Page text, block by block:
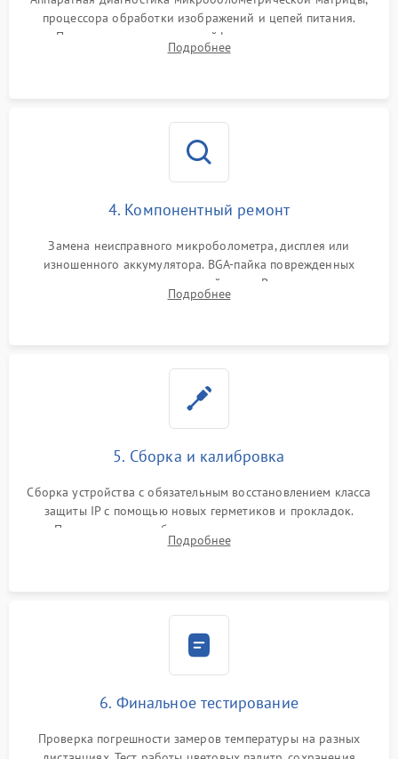
процессора обработки изображений и цепей питания.
Проверка целостности шлейфов, модуля памяти и
интерфейсов связи. Выявление сгоревших SMD-компонентов
Подробнее
4. Компонентный ремонт
Замена неисправного микроболометра, дисплея или
изношенного аккумулятора. BGA-пайка поврежденных
контроллеров на материнской плате. Восстановление
разъемов и кнопок, замена поврежденных элементов
Подробнее
5. Сборка и калибровка
Сборка устройства с обязательным восстановлением класса
защиты IP с помощью новых герметиков и прокладок.
Программная калибровка матрицы по эталонному
абсолютно черному телу для точного измерения температур.
Подробнее
6. Финальное тестирование
Проверка погрешности замеров температуры на разных